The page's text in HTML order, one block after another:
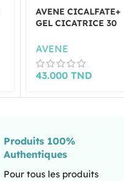
AVENE CICALFATE+
GEL CICATRICE 30
AVENE
43.000 TND
Produits 100%
Authentiques
Pour tous les produits